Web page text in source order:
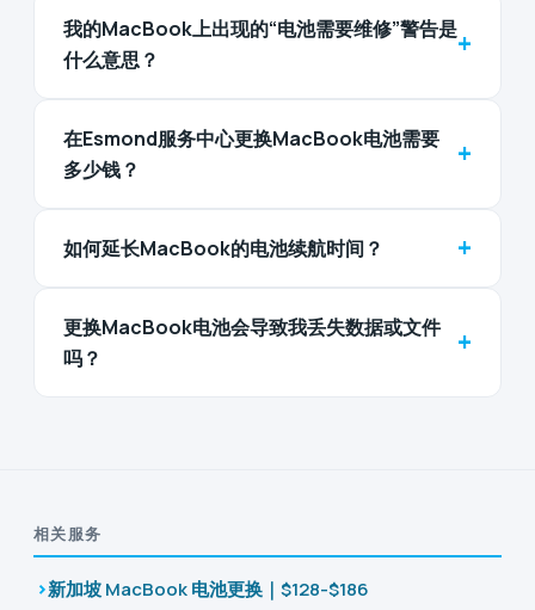
我的MacBook上出现的“电池需要维修”警告是
什么意思？
+
在Esmond服务中心更换MacBook电池需要
多少钱？
+
如何延长MacBook的电池续航时间？ +
更换MacBook电池会导致我丢失数据或文件
吗？
+
相关服务
新加坡 MacBook 电池更换｜$128-$186